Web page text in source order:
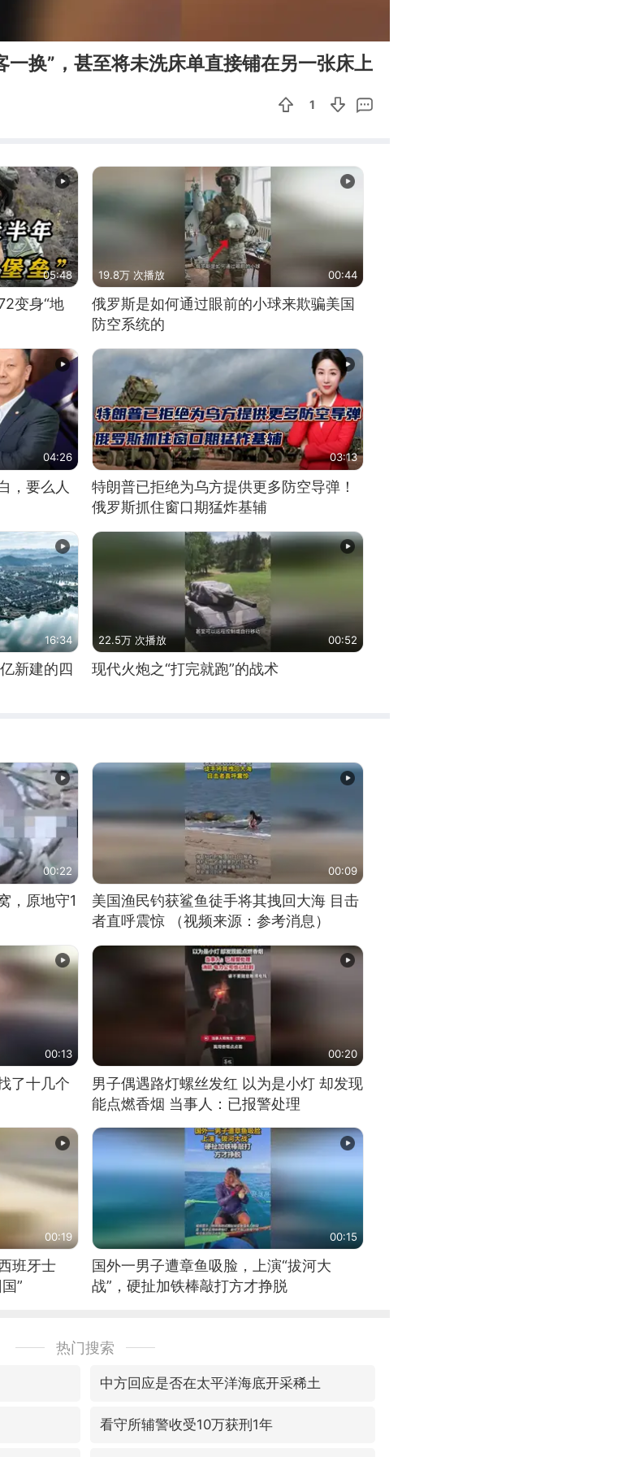
fullscreen
一换”，甚至将未洗床单直接铺在另一张床上
1
05:48
变身“地
19.8万 次播放 00:44
俄罗斯是如何通过眼前的小球来欺骗美国
防空系统的
04:26
，要么人
03:13
特朗普已拒绝为乌方提供更多防空导弹！
俄罗斯抓住窗口期猛炸基辅
16:34
新建的四
22.5万 次播放 00:52
现代火炮之“打完就跑”的战术
00:22
，原地守1
00:09
美国渔民钓获鲨鱼徒手将其拽回大海 目击
者直呼震惊 （视频来源：参考消息）
00:13
了十几个
00:20
男子偶遇路灯螺丝发红 以为是小灯 却发现
能点燃香烟 当事人：已报警处理
00:19
班牙士
”
00:15
国外一男子遭章鱼吸脸，上演“拔河大
战”，硬扯加铁棒敲打方才挣脱
热门搜索
中方回应是否在太平洋海底开采稀土
看守所辅警收受10万获刑1年